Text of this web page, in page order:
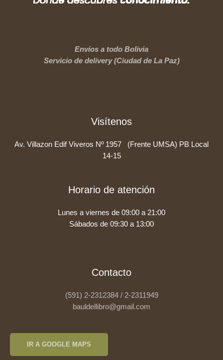
Envíos a todo Bolivia
Servicio de delivery (Ciudad de La Paz)
Visítenos
Av. Villazon Edif Viveros Nº 1957 (Frente UMSA) PB Local
14-15
Horario de atención
Lunes a viernes de 09:00 a 21:00
Sábados de 09:30 a 13:00
Contacto
(591) 2-2312384 / 2-2311949
bauldellibro@gmail.com
IR A GOOGLE MAPS